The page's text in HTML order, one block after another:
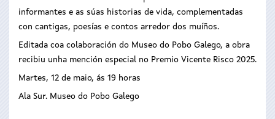
informantes e as súas historias de vida, complementadas
con cantigas, poesías e contos arredor dos muíños.
Editada coa colaboración do Museo do Pobo Galego, a obra
recibiu unha mención especial no Premio Vicente Risco 2025.
Martes, 12 de maio, ás 19 horas
Ala Sur. Museo do Pobo Galego